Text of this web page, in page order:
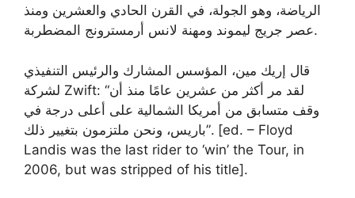
الرياضة، وهو الجولة، في القرن الحادي والعشرين ومنذ
عصر جريج ليموند ومهنة لانس أرمسترونج المضطربة.
قال إريك مين، المؤسس المشارك والرئيس التنفيذي
لشركة Zwift: “لقد مر أكثر من عشرين عامًا منذ أن
وقف متسابق من أمريكا الشمالية على أعلى درجة في
باريس، ونحن ملتزمون بتغيير ذلك”. [ed. – Floyd
Landis was the last rider to ‘win’ the Tour, in
2006, but was stripped of his title].